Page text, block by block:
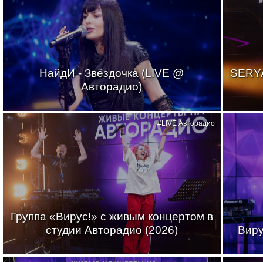
НайдИ - Звёздочка (LIVE @
Авторадио)
Группа «Вирус!» с живым концертом в
студии Авторадио (2026)
#LIVE Авторадио